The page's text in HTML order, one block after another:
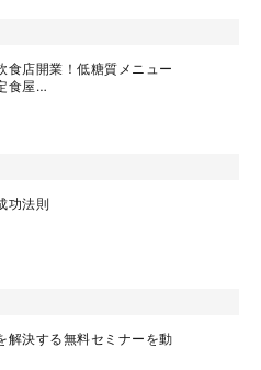
食店開業！低糖質メニュー
食屋…
功法則
解決する無料セミナーを動